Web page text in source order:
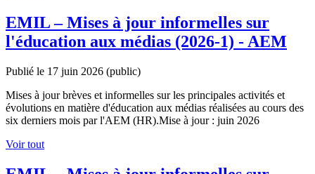
EMIL – Mises à jour informelles sur
l'éducation aux médias (2026-1) - AEM
Publié le 17 juin 2026 (public)
Mises à jour brèves et informelles sur les principales activités et
évolutions en matière d'éducation aux médias réalisées au cours des
six derniers mois par l'AEM (HR).Mise à jour : juin 2026
Voir tout